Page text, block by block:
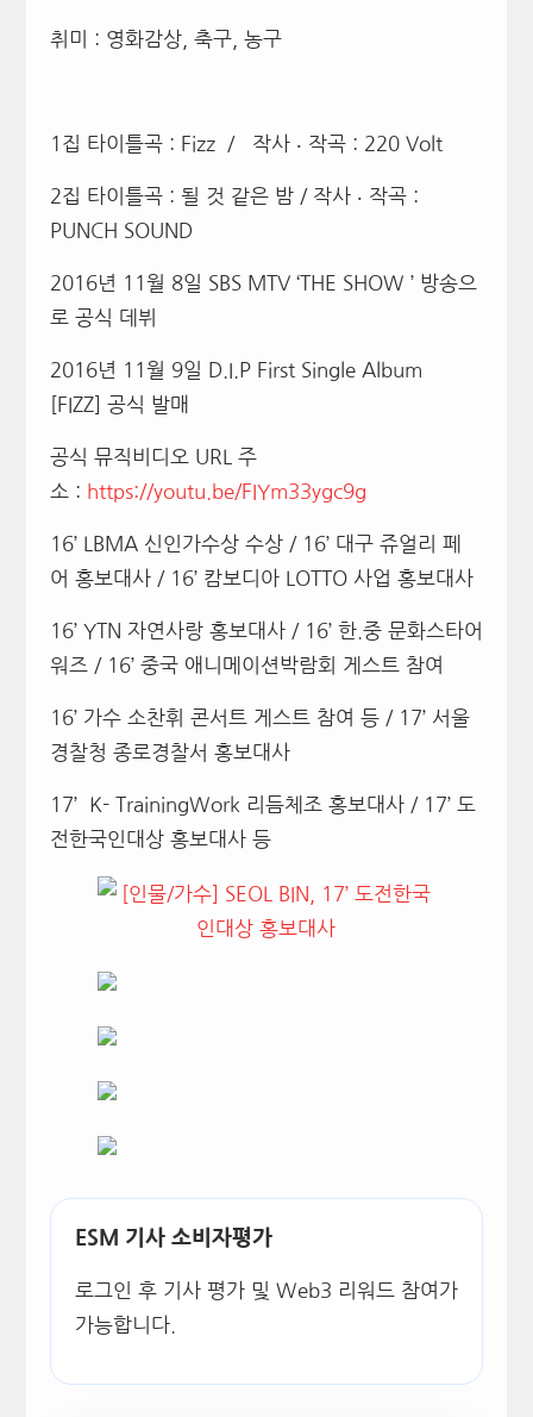
취미 : 영화감상, 축구, 농구
1집 타이틀곡 : Fizz / 작사 ‧ 작곡 : 220 Volt
2집 타이틀곡 : 될 것 같은 밤 / 작사 ‧ 작곡 :
PUNCH SOUND
2016년 11월 8일 SBS MTV ‘THE SHOW ’ 방송으
로 공식 데뷔
2016년 11월 9일 D.I.P First Single Album
[FIZZ] 공식 발매
공식 뮤직비디오 URL 주
소 : https://youtu.be/FIYm33ygc9g
16’ LBMA 신인가수상 수상 / 16’ 대구 쥬얼리 페
어 홍보대사 / 16’ 캄보디아 LOTTO 사업 홍보대사
16’ YTN 자연사랑 홍보대사 / 16’ 한.중 문화스타어
워즈 / 16’ 중국 애니메이션박람회 게스트 참여
16’ 가수 소찬휘 콘서트 게스트 참여 등 / 17’ 서울
경찰청 종로경찰서 홍보대사
17’ K- TrainingWork 리듬체조 홍보대사 / 17’ 도
전한국인대상 홍보대사 등
ESM 기사 소비자평가
로그인 후 기사 평가 및 Web3 리워드 참여가
가능합니다.